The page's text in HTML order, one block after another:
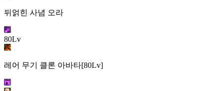
뒤얽힌 사념 오라
80Lv
레어 무기 클론 아바타[80Lv]